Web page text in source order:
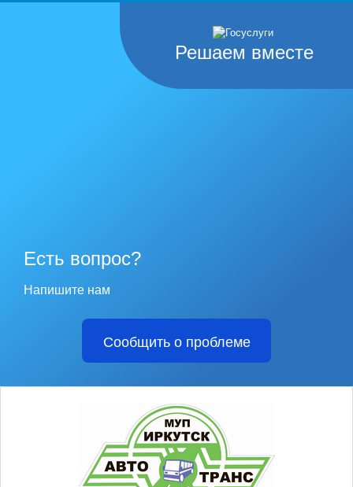
Решаем вместе
Есть вопрос?
Напишите нам
Сообщить о проблеме